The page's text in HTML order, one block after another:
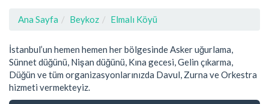
Ana Sayfa Beykoz Elmalı Köyü
İstanbul’un hemen hemen her bölgesinde Asker uğurlama,
Sünnet düğünü, Nişan düğünü, Kına gecesi, Gelin çıkarma,
Düğün ve tüm organizasyonlarınızda Davul, Zurna ve Orkestra
hizmeti vermekteyiz.